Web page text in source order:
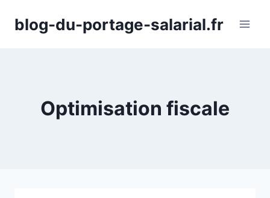
blog-du-portage-salarial.fr
Optimisation fiscale